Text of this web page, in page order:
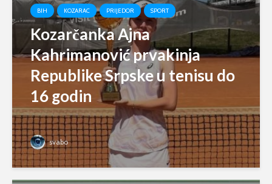
BIH KOZARAC PRIJEDOR SPORT
Kozarčanka Ajna
Kahrimanović prvakinja
Republike Srpske u tenisu do
16 godin
svabo